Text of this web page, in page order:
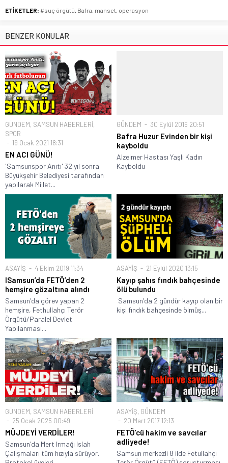
ETİKETLER: #suç örgütü, Bafra, manset, operasyon
BENZER KONULAR
GÜNDEM, SAMSUN HABERLERİ,
SPOR
19 Ocak 2021 18:31
EN ACI GÜNÜ!
'Samsunspor Anıtı' 32 yıl sonra
Büyükşehir Belediyesi tarafından
yapılarak Millet...
GÜNDEM 30 Eylül 2016 20:51
Bafra Huzur Evinden bir kişi
kayboldu
Alzeimer Hastası Yaşlı Kadın
Kayboldu
ASAYİŞ 4 Ekim 2019 11:34
ISamsun’da FETÖ’den 2
hemşire gözaltına alındı
Samsun'da görev yapan 2
hemşire, Fethullahçı Terör
Örgütü/Paralel Devlet
Yapılanması...
ASAYİŞ 21 Eylül 2020 13:15
Kayıp şahıs fındık bahçesinde
ölü bulundu
Samsun'da 2 gündür kayıp olan bir
kişi fındık bahçesinde ölmüş...
GÜNDEM, SAMSUN HABERLERİ
25 Ocak 2025 00:49
MÜJDEYİ VERDİLER!
Samsun'da Mert Irmağı Islah
Çalışmaları tüm hızıyla sürüyor.
ASAYİŞ, GÜNDEM
20 Mart 2017 12:13
FETÖ’cü hakim ve savcılar
adliyede!
Samsun merkezli 8 ilde Fetullahçı